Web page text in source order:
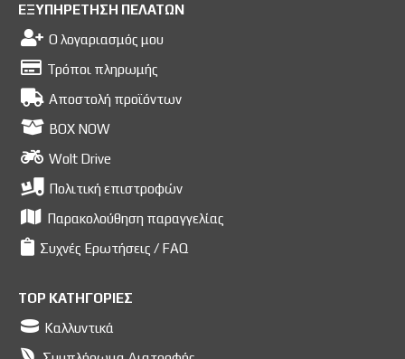
ΕΞΥΠΗΡΕΤΗΣΗ ΠΕΛΑΤΩΝ
Ο λογαριασμός μου
Τρόποι πληρωμής
Αποστολή προϊόντων
BOX NOW
Wolt Drive
Πολιτική επιστροφών
Παρακολούθηση παραγγελίας
Συχνές Ερωτήσεις / FAQ
TOP ΚΑΤΗΓΟΡΙΕΣ
Καλλυντικά